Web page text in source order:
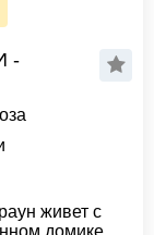
-
живет с
домике